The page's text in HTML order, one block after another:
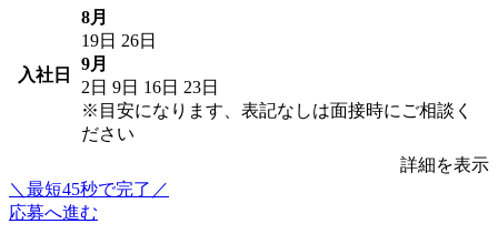
入社日
8月
19日 26日
9月
2日 9日 16日 23日
※目安になります、表記なしは面接時にご相談く
ださい
詳細を表示
＼最短45秒で完了／
応募へ進む